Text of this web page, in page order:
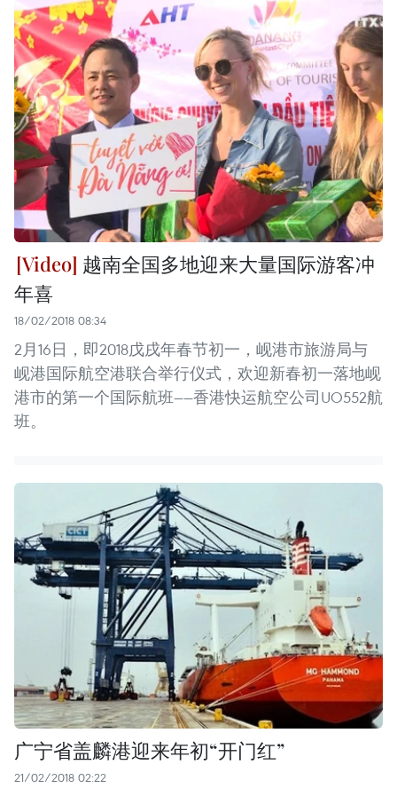
越南全国多地迎来大量国际游客冲
年喜
18/02/2018 08:34
2月16日，即2018戊戌年春节初一，岘港市旅游局与
岘港国际航空港联合举行仪式，欢迎新春初一落地岘
港市的第一个国际航班——香港快运航空公司UO552航
班。
广宁省盖麟港迎来年初“开门红”
21/02/2018 02:22